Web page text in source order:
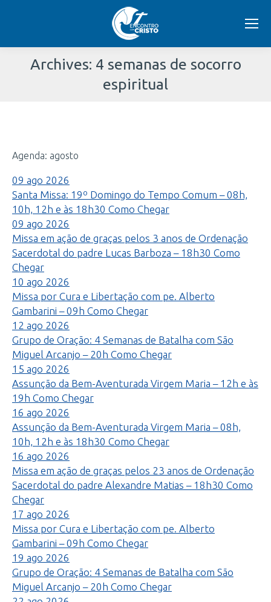
Archives: 4 semanas de socorro
espiritual
Agenda: agosto
09 ago 2026
Santa Missa: 19º Domingo do Tempo Comum – 08h,
10h, 12h e às 18h30 Como Chegar
09 ago 2026
Missa em ação de graças pelos 3 anos de Ordenação
Sacerdotal do padre Lucas Barboza – 18h30 Como
Chegar
10 ago 2026
Missa por Cura e Libertação com pe. Alberto
Gambarini – 09h Como Chegar
12 ago 2026
Grupo de Oração: 4 Semanas de Batalha com São
Miguel Arcanjo – 20h Como Chegar
15 ago 2026
Assunção da Bem-Aventurada Virgem Maria – 12h e às
19h Como Chegar
16 ago 2026
Assunção da Bem-Aventurada Virgem Maria – 08h,
10h, 12h e às 18h30 Como Chegar
16 ago 2026
Missa em ação de graças pelos 23 anos de Ordenação
Sacerdotal do padre Alexandre Matias – 18h30 Como
Chegar
17 ago 2026
Missa por Cura e Libertação com pe. Alberto
Gambarini – 09h Como Chegar
19 ago 2026
Grupo de Oração: 4 Semanas de Batalha com São
Miguel Arcanjo – 20h Como Chegar